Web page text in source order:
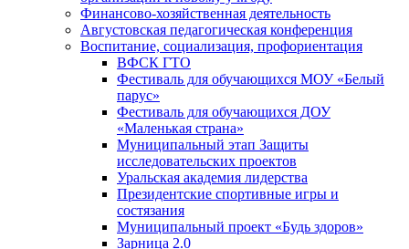
Финансово-хозяйственная деятельность
Августовская педагогическая конференция
Воспитание, социализация, профориентация
ВФСК ГТО
Фестиваль для обучающихся МОУ «Белый
парус»
Фестиваль для обучающихся ДОУ
«Маленькая страна»
Муниципальный этап Защиты
исследовательских проектов
Уральская академия лидерства
Президентские спортивные игры и
состязания
Муниципальный проект «Будь здоров»
Зарница 2.0